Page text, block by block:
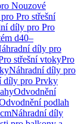
Nouzové
Pro střešní
díly pro Pro
d40–
díly pro
střešní vtokyPro
Náhradní díly pro
díly pro Prvky
Odvodnění
podlah
Náhradní díly